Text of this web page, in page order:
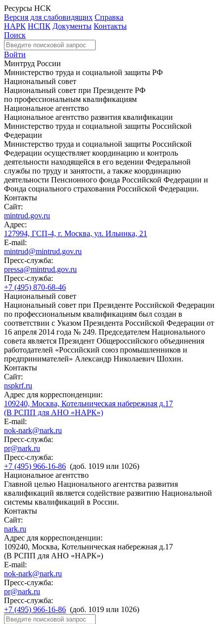
Ресурсы НСК
Версия для слабовидящих Справка
НАРК НСПК Документы Контакты
Поиск
Войти
Минтруд России
Министерство труда и социальной защиты РФ
Национальный совет
Национальный совет при Президенте РФ
по профессиональным квалификациям
Национальное агентство
Национальное агентство развития квалификации
Министерство труда и социальной защиты Российской
Федерации
Министерство труда и социальной защиты Российской
Федерации осуществляет координацию и контроль
деятельности находящейся в его ведении Федеральной
службы по труду и занятости, а также координацию
деятельности Пенсионного фонда Российской Федерации и
Фонда социального страхования Российской Федерации.
Контакты
Сайт:
mintrud.gov.ru
Адрес:
127994, ГСП-4, г. Москва, ул. Ильинка, 21
E-mail:
mintrud@mintrud.gov.ru
Пресс-служба:
pressa@mintrud.gov.ru
Пресс-служба:
+7 (495) 870-68-46
Национальный совет
Национальный совет при Президенте Российской Федерации
по профессиональным квалификациям был создан в
соответствии с Указом Президента Российской Федерации от
16 апреля 2014 года № 249. Председателем Национального
совета является Президент Общероссийского объединения
работодателей «Российский союз промышленников и
предпринимателей» Александр Николаевич Шохин.
Контакты
Сайт:
nspkrf.ru
Адрес для корреспонденции:
109240, Москва, Котельническая набережная д.17
(В РСПП для АНО «НАРК»)
E-mail:
nok-nark@nark.ru
Пресс-служба:
pr@nark.ru
Пресс-служба:
+7 (495) 966-16-86 (доб. 1019 или 1026)
Национальное агентство
Главной целью Национального агентства развития
квалификаций является содействие развитию Национальной
системы квалификаций в России.
Контакты
Сайт:
nark.ru
Адрес для корреспонденции:
109240, Москва, Котельническая набережная д.17
(В РСПП для АНО «НАРК»)
E-mail:
nok-nark@nark.ru
Пресс-служба:
pr@nark.ru
Пресс-служба:
+7 (495) 966-16-86 (доб. 1019 или 1026)